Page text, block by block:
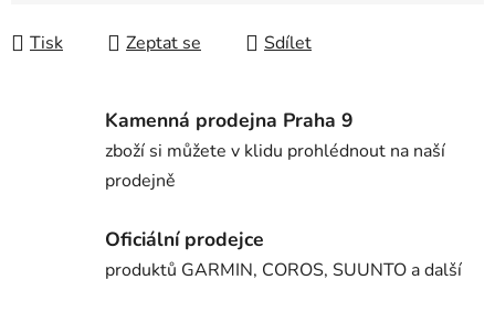
Tisk Zeptat se Sdílet
Kamenná prodejna Praha 9
zboží si můžete v klidu prohlédnout na naší
prodejně
Oficiální prodejce
produktů GARMIN, COROS, SUUNTO a další